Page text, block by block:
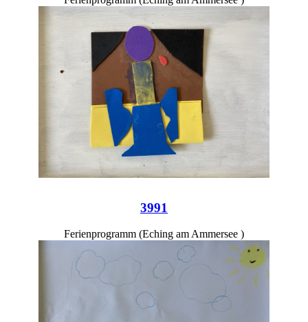
3991
Ferienprogramm (Eching am Ammersee )